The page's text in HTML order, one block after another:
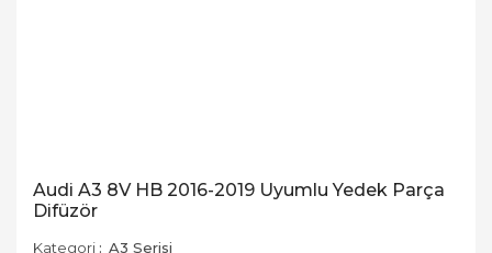
Audi A3 8V HB 2016-2019 Uyumlu Yedek Parça
Difüzör
Kategori A3 Serisi